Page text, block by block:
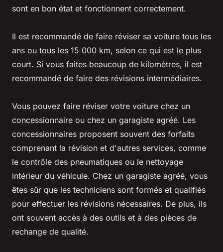
sont en bon état et fonctionnent correctement.
Il est recommandé de faire réviser sa voiture tous les
ans ou tous les 15 000 km, selon ce qui est le plus
court. Si vous faites beaucoup de kilomètres, il est
recommandé de faire des révisions intermédiaires.
Vous pouvez faire réviser votre voiture chez un
concessionnaire ou chez un garagiste agréé. Les
concessionnaires proposent souvent des forfaits
comprenant la révision et d'autres services, comme
le contrôle des pneumatiques ou le nettoyage
intérieur du véhicule. Chez un garagiste agréé, vous
êtes sûr que les techniciens sont formés et qualifiés
pour effectuer les révisions nécessaires. De plus, ils
ont souvent accès à des outils et à des pièces de
rechange de qualité.